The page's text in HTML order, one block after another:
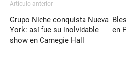
Artículo anterior
Grupo Niche conquista Nueva
York: así fue su inolvidable
show en Carnegie Hall
en